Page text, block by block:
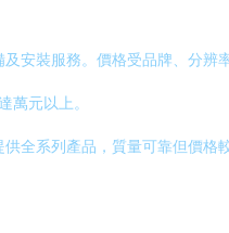
安裝服務。價格受品牌、分
萬元以上。
全系列產品，質量可靠但價